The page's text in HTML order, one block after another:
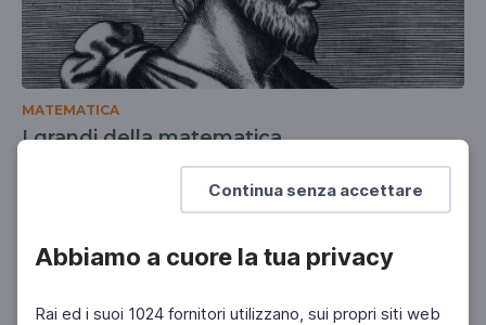
Continua senza accettare
Abbiamo a cuore la tua privacy
Rai ed i suoi 1024 fornitori utilizzano, sui propri siti web
MATEMATICA
I grandi della matematica